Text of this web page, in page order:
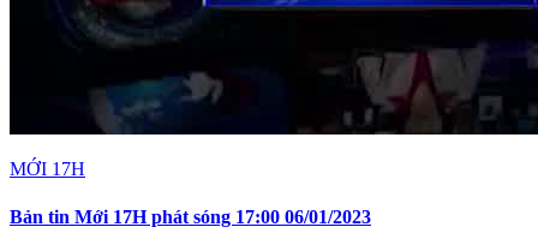
MỚI 17H
Bản tin Mới 17H phát sóng 17:00 06/01/2023